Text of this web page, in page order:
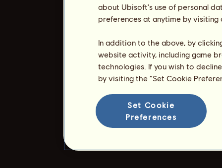
about Ubisoft's use of personal
preferences at anytime by
In addition to the above, by
website activity, including game
technologies. If you wish to
by visiting the “Set Cookie
Set Cookie
Preferences